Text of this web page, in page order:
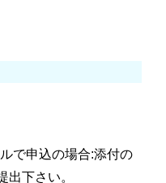
で申込の場合:添付の
出下さい。